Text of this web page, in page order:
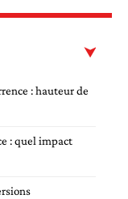
: hauteur de
: quel impact